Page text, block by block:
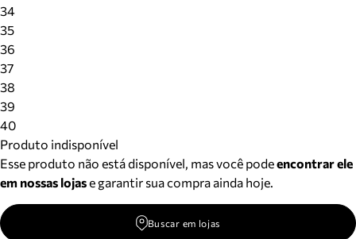
34
35
36
37
38
39
40
Produto indisponível
Esse produto não está disponível, mas você podeencontrar ele
em nossas lojase garantir sua compra ainda hoje.
Buscar em lojas